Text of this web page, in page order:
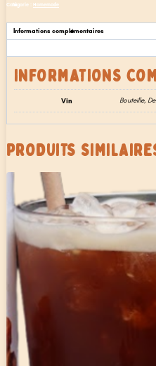
maison
Catégorie : Homemade
Informations complémentaires
INFORMATIONS
Vin Bouteille,
PRODUITS